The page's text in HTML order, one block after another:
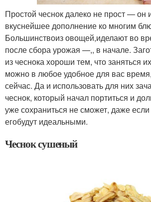
Простой чеснок далеко не прост — он
вкуснейшее дополнение ко многим
Большинствоиз овощей,иделают во
после сбора урожая —,, в начале.
из чеснока хороши тем, что заняться
можно в любое удобное для вас
сейчас. Да и использовать для них
чеснок, который начал портиться и
уже сохраниться не сможет, даже
егобудут идеальными.
Чеснок сушеный